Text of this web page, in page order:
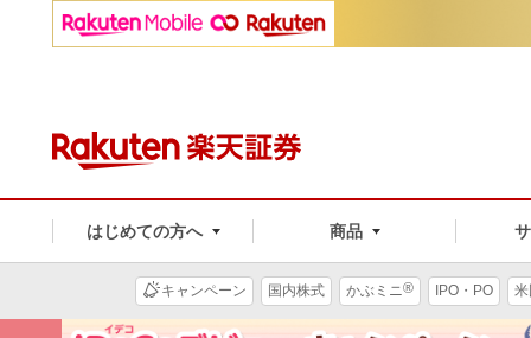
はじめての方へ 商品
キャンペーン 国内株式 かぶミニ® IPO・PO